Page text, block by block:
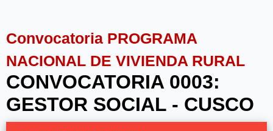
Convocatoria PROGRAMA
NACIONAL DE VIVIENDA RURAL
CONVOCATORIA 0003:
GESTOR SOCIAL - CUSCO